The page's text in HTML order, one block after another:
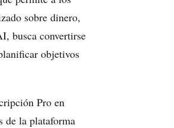
sobre dinero,
busca convertirse
objetivos
Pro en
de la plataforma